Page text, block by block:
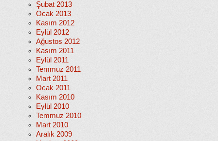
Şubat 2013
Ocak 2013
Kasım 2012
Eylül 2012
Ağustos 2012
Kasım 2011
Eylül 2011
Temmuz 2011
Mart 2011
Ocak 2011
Kasım 2010
Eylül 2010
Temmuz 2010
Mart 2010
Aralık 2009